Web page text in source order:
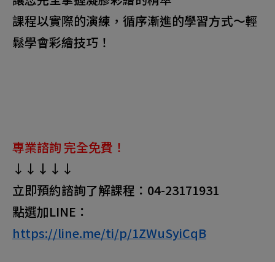
課程以實際的演練，循序漸進的學習方式～輕
鬆學會彩繪技巧！
專業諮詢 完全免費！
↓↓↓↓↓
立即預約諮詢了解課程：04-23171931
點選加LINE：
https://line.me/ti/p/1ZWuSyiCqB